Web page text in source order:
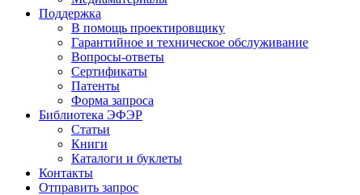
Поддержка
В помощь проектировщику
Гарантийное и техническое обслуживание
Вопросы-ответы
Сертификаты
Патенты
Форма запроса
Библиотека ЭФЭР
Статьи
Книги
Каталоги и буклеты
Контакты
Отправить запрос